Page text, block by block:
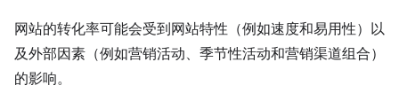
网站的转化率可能会受到网站特性（例如速度和易用性）以
及外部因素（例如营销活动、季节性活动和营销渠道组合）
的影响。